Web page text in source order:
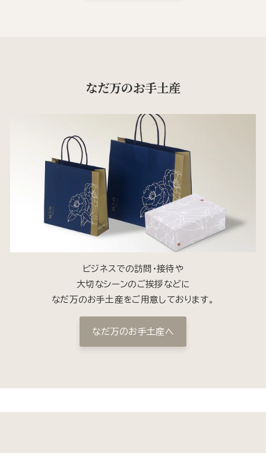
なだ万のお手土産
ビジネスでの訪問・接待や
大切なシーンのご挨拶などに
なだ万のお手土産をご用意しております。
なだ万のお手土産へ